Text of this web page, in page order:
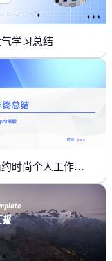
学习总结
蓝色渐变简约时尚个人工作年终总结